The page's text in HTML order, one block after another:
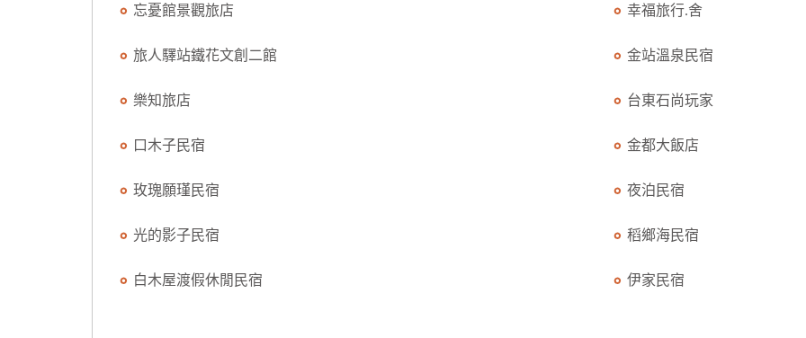
忘憂館景觀旅店 幸福旅行.舍
旅人驛站鐵花文創二館 金站溫泉民宿
樂知旅店 台東石尚玩家
口木子民宿 金都大飯店
玫瑰願瑾民宿 夜泊民宿
光的影子民宿 稻鄉海民宿
白木屋渡假休閒民宿 伊家民宿